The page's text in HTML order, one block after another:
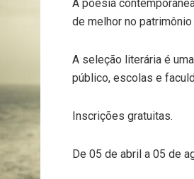
A poesia
de melhor no
A seleção literária é
público, escolas e
Inscrições gratuitas.
De 05 de abril a 05 de